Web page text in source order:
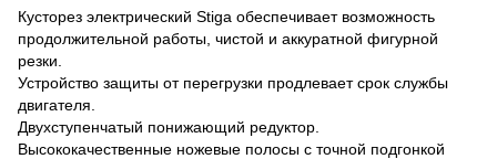
Кусторез электрический Stiga обеспечивает возможность
продолжительной работы, чистой и аккуратной фигурной
резки.
Устройство защиты от перегрузки продлевает срок службы
двигателя.
Двухступенчатый понижающий редуктор.
Высококачественные ножевые полосы с точной подгонкой